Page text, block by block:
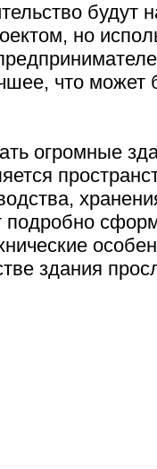
будут
но
что может
огромные
подробно
здания